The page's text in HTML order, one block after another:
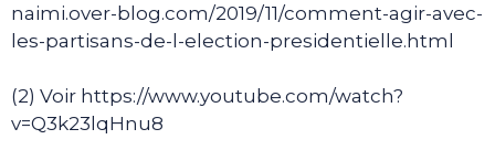
naimi.over-blog.com/2019/11/comment-agir-avec-
les-partisans-de-l-election-presidentielle.html
(2) Voir https://www.youtube.com/watch?
v=Q3k23lqHnu8